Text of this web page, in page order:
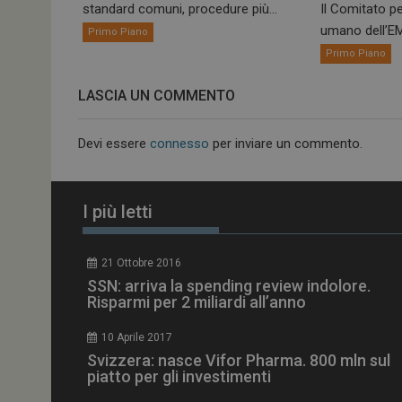
standard comuni, procedure più...
Primo Piano
Il Comitato
umano
Primo Piano
LASCIA UN COMMENTO
Devi essere connesso per inviare un commento.
I più letti
21 Ottobre 2016
SSN: arriva la spending review indolore.
Risparmi per 2 miliardi all’anno
10 Aprile 2017
Svizzera: nasce Vifor Pharma. 800 mln sul
piatto per gli investimenti
tracking-sites-